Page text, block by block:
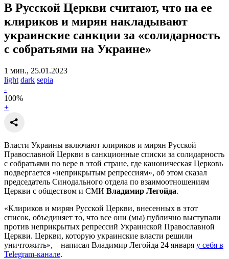
В Русской Церкви считают, что на ее
клириков и мирян накладывают
украинские санкции за «солидарность
с собратьями на Украине»
1 мин., 25.01.2023
light dark sepia
-
100%
+
Власти Украины включают клириков и мирян Русской
Православной Церкви в санкционные списки за солидарность
с собратьями по вере в этой стране, где каноническая Церковь
подвергается «неприкрытым репрессиям», об этом сказал
председатель Синодального отдела по взаимоотношениям
Церкви с обществом и СМИ Владимир Легойда.
«Клириков и мирян Русской Церкви, внесенных в этот
список, объединяет то, что все они (мы) публично выступали
против неприкрытых репрессий Украинской Православной
Церкви. Церкви, которую украинские власти решили
уничтожить», – написал Владимир Легойда 24 января у себя в
Telegram-канале.